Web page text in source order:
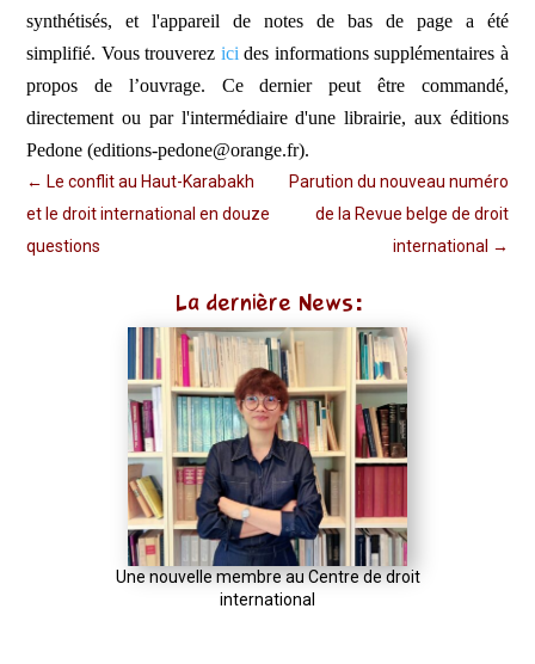
synthétisés, et l'appareil de notes de bas de page a été
simplifié. Vous trouverez ici des informations supplémentaires à
propos de l’ouvrage. Ce dernier peut être commandé,
directement ou par l'intermédiaire d'une librairie, aux éditions
Pedone (editions-pedone@orange.fr).
← Le conflit au Haut-Karabakh
et le droit international en douze
questions
Parution du nouveau numéro
de la Revue belge de droit
international →
La dernière News:
Une nouvelle membre au Centre de droit
international